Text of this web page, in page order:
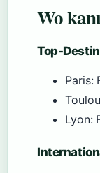
Wo
Top-
Paris:
Lyon: